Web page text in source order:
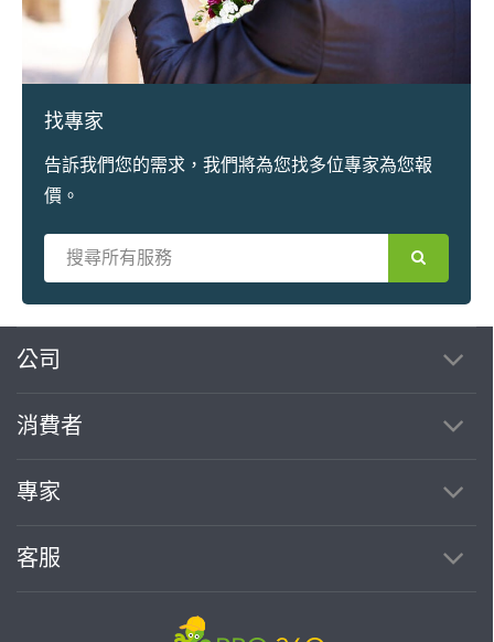
找專家
告訴我們您的需求，我們將為您找多位專家為您報
價。
公司
消費者
專家
客服
繼續完成